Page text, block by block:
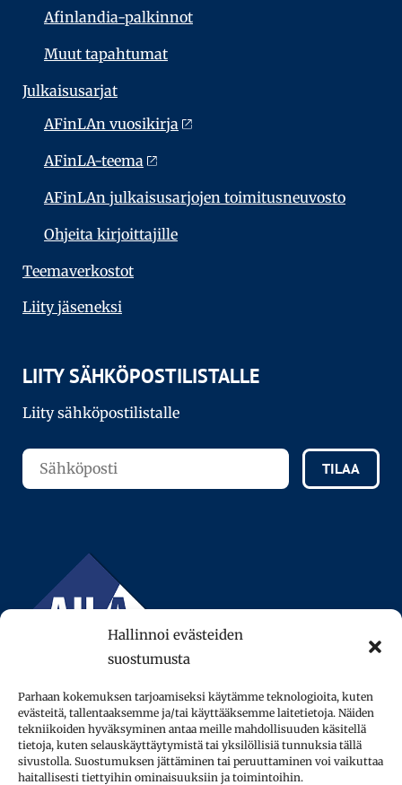
Hallinnoi evästeiden
suostumusta
Parhaan kokemuksen tarjoamiseksi käytämme teknologioita, kuten
evästeitä, tallentaaksemme ja/tai käyttääksemme laitetietoja. Näiden
tekniikoiden hyväksyminen antaa meille mahdollisuuden käsitellä
tietoja, kuten selauskäyttäytymistä tai yksilöllisiä tunnuksia tällä
sivustolla. Suostumuksen jättäminen tai peruuttaminen voi vaikuttaa
haitallisesti tiettyihin ominaisuuksiin ja toimintoihin.
Afinlandia-palkinnot
Muut tapahtumat
Julkaisu­sarjat
AFinLAn vuosikirja
AFinLA-teema
AFinLAn julkaisusarjojen toimitusneuvosto
Ohjeita kirjoittajille
Teema­verkostot
Liity jäseneksi
LIITY SÄHKÖPOSTILISTALLE
Liity sähköpostilistalle
TILAA
© 2013–2026 AFinLA ry.